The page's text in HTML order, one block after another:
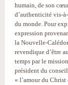
humain, de son
d’authenticité vis-
du monde. Pour
expression
la Nouvelle-
revendique d’être
temps par le
président du
« l’amour du